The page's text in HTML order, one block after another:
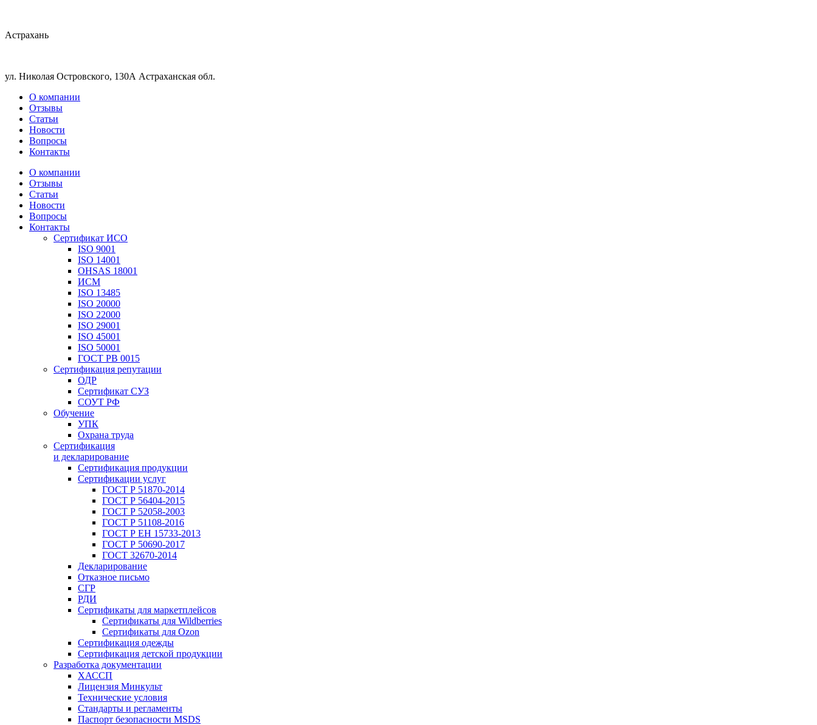
Астрахань
ул. Николая Островского, 130А Астраханская обл.
О компании
Отзывы
Статьи
Новости
Вопросы
Контакты
О компании
Отзывы
Статьи
Новости
Вопросы
Контакты
Сертификат ИСО
ISO 9001
ISO 14001
OHSAS 18001
ИСМ
ISO 13485
ISO 20000
ISO 22000
ISO 29001
ISO 45001
ISO 50001
ГОСТ РВ 0015
Сертификация репутации
ОДР
Сертификат СУЗ
СОУТ РФ
Обучение
УПК
Охрана труда
Сертификация
и декларирование
Сертификация продукции
Сертификации услуг
ГОСТ Р 51870-2014
ГОСТ Р 56404-2015
ГОСТ Р 52058-2003
ГОСТ Р 51108-2016
ГОСТ Р ЕН 15733-2013
ГОСТ Р 50690-2017
ГОСТ 32670-2014
Декларирование
Отказное письмо
СГР
РДИ
Сертификаты для маркетплейсов
Сертификаты для Wildberries
Сертификаты для Ozon
Сертификация одежды
Сертификация детской продукции
Разработка документации
ХАССП
Лицензия Минкульт
Технические условия
Стандарты и регламенты
Паспорт безопасности MSDS